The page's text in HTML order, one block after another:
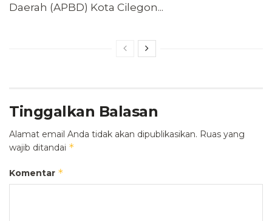
Daerah (APBD) Kota Cilegon...
Tinggalkan Balasan
Alamat email Anda tidak akan dipublikasikan. Ruas yang
wajib ditandai *
Komentar *